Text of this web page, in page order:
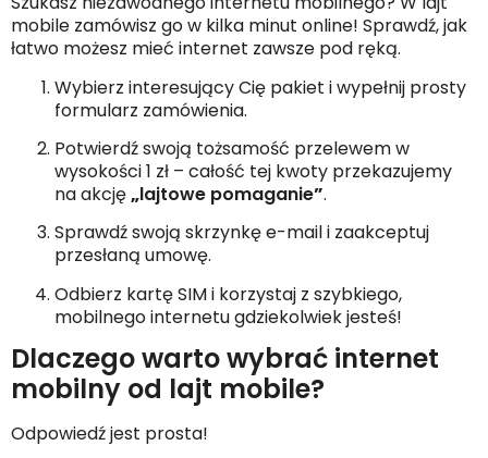
mobile zamówisz go w kilka minut online! Sprawdź, jak
łatwo możesz mieć internet zawsze pod ręką.
Wybierz interesujący Cię pakiet i wypełnij prosty
formularz zamówienia.
Potwierdź swoją tożsamość przelewem w
wysokości 1 zł – całość tej kwoty przekazujemy
na akcję„lajtowe pomaganie”.
Sprawdź swoją skrzynkę e-mail i zaakceptuj
przesłaną umowę.
Odbierz kartę SIM i korzystaj z szybkiego,
mobilnego internetu gdziekolwiek jesteś!
Dlaczego warto wybrać internet
mobilny od lajt mobile?
Odpowiedź jest prosta!